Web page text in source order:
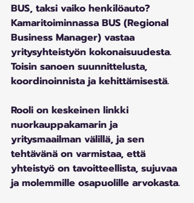
BUS, taksi vaiko henkilöauto?
Kamaritoiminnassa BUS (Regional
Business Manager) vastaa
yritysyhteistyön kokonaisuudesta.
Toisin sanoen suunnittelusta,
koordinoinnista ja kehittämisestä.
Rooli on keskeinen linkki
nuorkauppakamarin ja
yritysmaailman välillä, ja sen
tehtävänä on varmistaa, että
yhteistyö on tavoitteellista, sujuvaa
ja molemmille osapuolille arvokasta.